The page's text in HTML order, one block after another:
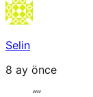
Selin
8 ay önce
“”